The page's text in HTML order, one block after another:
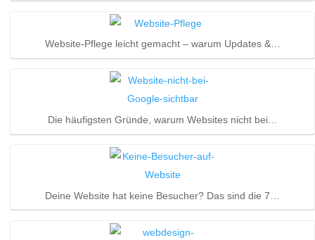
Website-Pflege leicht gemacht – warum Updates &…
Die häufigsten Gründe, warum Websites nicht bei…
Deine Website hat keine Besucher? Das sind die 7…